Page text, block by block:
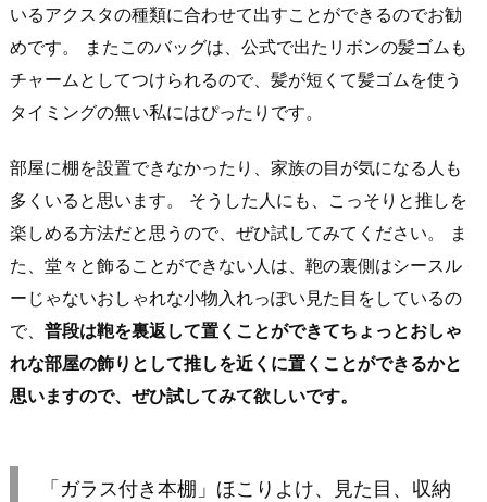
いるアクスタの種類に合わせて出すことができるのでお勧
めです。 またこのバッグは、公式で出たリボンの髪ゴムも
チャームとしてつけられるので、髪が短くて髪ゴムを使う
タイミングの無い私にはぴったりです。
部屋に棚を設置できなかったり、家族の目が気になる人も
多くいると思います。 そうした人にも、こっそりと推しを
楽しめる方法だと思うので、ぜひ試してみてください。 ま
た、堂々と飾ることができない人は、鞄の裏側はシースル
ーじゃないおしゃれな小物入れっぽい見た目をしているの
で、 普段は鞄を裏返して置くことができてちょっとおしゃ
れな部屋の飾りとして推しを近くに置くことができるかと
思いますので、ぜひ試してみて欲しいです。
「ガラス付き本棚」ほこりよけ、見た目、収納